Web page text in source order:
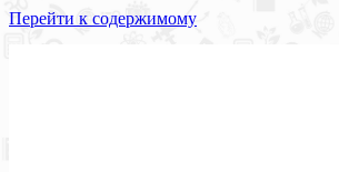
Перейти к содержимому